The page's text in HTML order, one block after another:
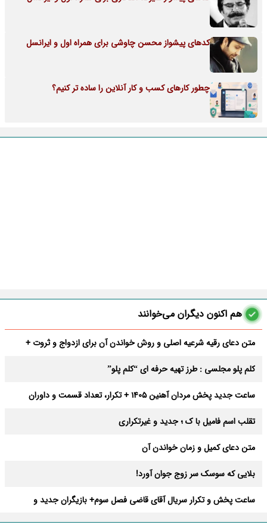
کدهای پیشواز محسن چاوشی برای همراه اول و ایرانسل
چطور کارهای کسب‌ و کار آنلاین را ساده‌ تر کنیم؟
هم اکنون دیگران می‌خوانند
متن دعای رقیه شرعیه اصلی و روش خواندن آن برای ازدواج و ثروت +
کلم پلو مجلسی : طرز تهیه حرفه ای “کلم پلو”
ساعت جدید پخش مردان آهنین 1405 + تکرار، تعداد قسمت و داوران
تقلب اسم فامیل با ک ؛ جدید و غیرتکراری
متن دعای کمیل و زمان خواندن آن
بلایی که سوسک سر زوج جوان آورد!
ساعت پخش و تکرار سریال آقای قاضی فصل سوم+ بازیگران جدید و